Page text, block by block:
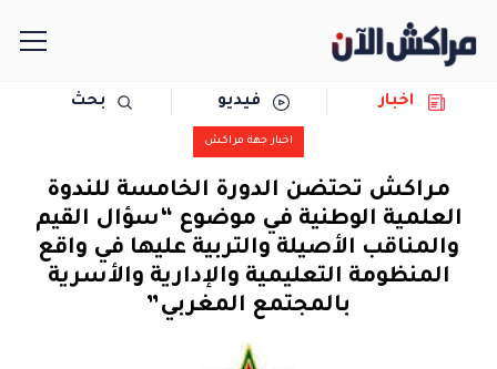
سياسة
رياضة
اخبار فيديو بحث
اخبار جهة مراكش
مراكش تحتضن الدورة الخامسة للندوة
العلمية الوطنية في موضوع “سؤال القيم
والمناقب الأصيلة والتربية عليها في واقع
المنظومة التعليمية والإدارية والأسرية
بالمجتمع المغربي”